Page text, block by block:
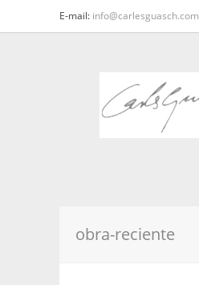
E-mail: info@carlesguasch.com
obra-reciente